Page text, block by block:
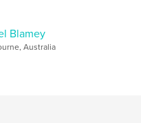
Blamey
Australia